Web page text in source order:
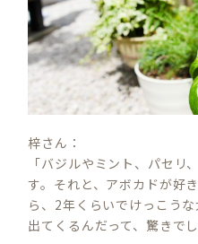
梓さん：
「バジルやミント、パセリ
す。それと、アボカドが好
ら、2年くらいでけっこう
出てくるんだって、驚きでし